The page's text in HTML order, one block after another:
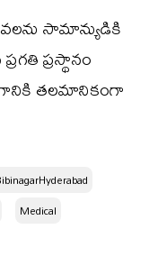
సామాన్యుడికి
ప్రస్థానం
తలమానికంగా
Medical